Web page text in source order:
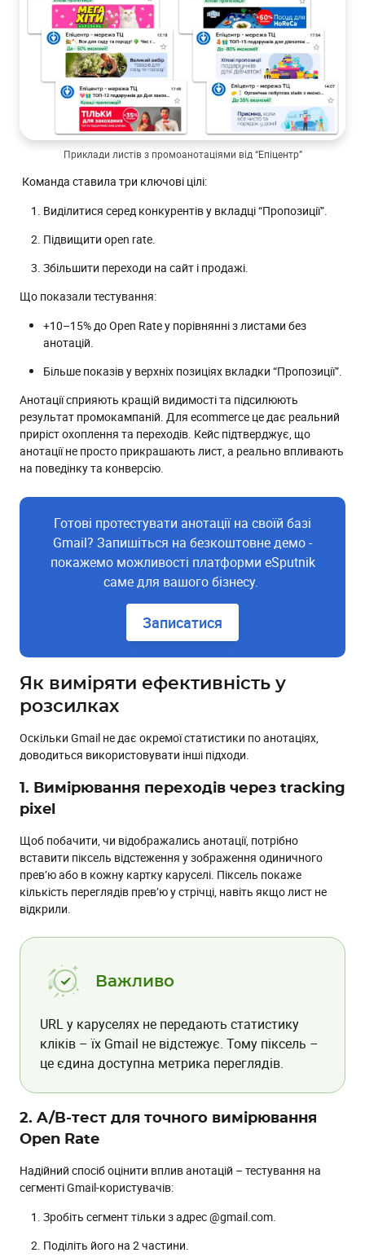
Приклади листів з промоанотаціями від “Епіцентр”
Команда ставила три ключові цілі:
Виділитися серед конкурентів у вкладці “Пропозиції”.
Підвищити open rate.
Збільшити переходи на сайт і продажі.
Що показали тестування:
+10–15% до Open Rate у порівнянні з листами без
анотацій.
Більше показів у верхніх позиціях вкладки “Пропозиції”.
Анотації сприяють кращій видимості та підсилюють
результат промокампаній. Для ecommerce це дає реальний
приріст охоплення та переходів. Кейс підтверджує, що
анотації не просто прикрашають лист, а реально впливають
на поведінку та конверсію.
Готові протестувати анотації на своїй базі
Gmail? Запишіться на безкоштовне демо -
покажемо можливості платформи eSputnik
саме для вашого бізнесу.
Записатися
Як виміряти ефективність у
розсилках
Оскільки Gmail не дає окремої статистики по анотаціях,
доводиться використовувати інші підходи.
1. Вимірювання переходів через tracking
pixel
Щоб побачити, чи відображались анотації, потрібно
вставити піксель відстеження у зображення одиничного
прев’ю або в кожну картку каруселі. Піксель покаже
кількість переглядів прев’ю у стрічці, навіть якщо лист не
відкрили.
Важливо
URL у каруселях не передають статистику
кліків – їх Gmail не відстежує. Тому піксель –
це єдина доступна метрика переглядів.
2. A/B-тест для точного вимірювання
Open Rate
Надійний спосіб оцінити вплив анотацій – тестування на
сегменті Gmail-користувачів:
Зробіть сегмент тільки з адрес @gmail.com.
Поділіть його на 2 частини.